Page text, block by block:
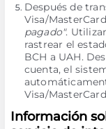
Después de
Visa/
pagado".
rastrear el
BCH a UAH.
cuenta, el
Visa/
Información